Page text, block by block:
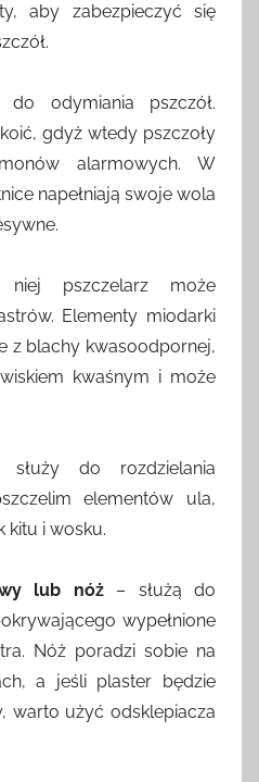
aby zabezpieczyć się
odymiania pszczół.
gdyż wtedy pszczoły
alarmowych. W
napełniają swoje wola
pszczelarz może
Elementy miodarki
z blachy kwasoodpornej,
kwaśnym i może
do rozdzielania
elementów ula,
kitu i wosku.
lub nóż– służą do
wypełnione
Nóż poradzi sobie na
a jeśli plaster będzie
warto użyć odsklepiacza